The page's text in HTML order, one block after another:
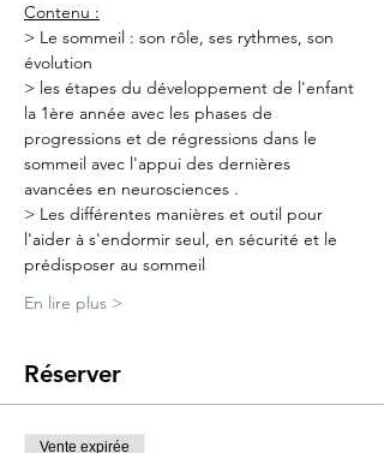
Contenu :
> Le sommeil : son rôle, ses rythmes, son
évolution
> les étapes du développement de l'enfant
la 1ère année avec les phases de
progressions et de régressions dans le
sommeil avec l'appui des dernières
avancées en neurosciences .
> Les différentes manières et outil pour
l'aider à s'endormir seul, en sécurité et le
prédisposer au sommeil
En lire plus >
Réserver
Vente expirée